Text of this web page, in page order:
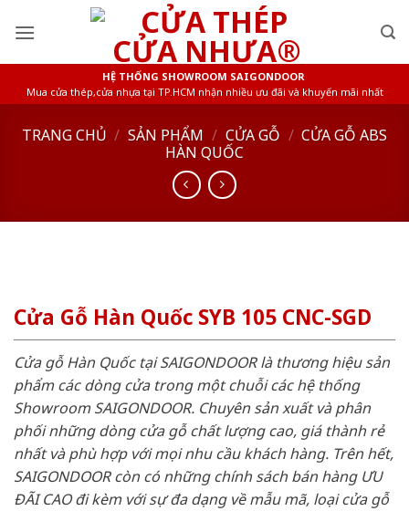
HỆ THỐNG SHOWROOM SAIGONDOOR
Mua cửa thép,cửa nhựa tại TP.HCM nhận nhiều ưu đãi và khuyến mãi nhất
TRANG CHỦ / SẢN PHẨM / CỬA GỖ / CỬA GỖ ABS
HÀN QUỐC
Cửa Gỗ Hàn Quốc SYB 105 CNC-SGD
Cửa gỗ Hàn Quốc tại SAIGONDOOR là thương hiệu sản
phẩm các dòng cửa trong một chuỗi các hệ thống
Showroom SAIGONDOOR. Chuyên sản xuất và phân
phối những dòng cửa gỗ chất lượng cao, giá thành rẻ
nhất và phù hợp với mọi nhu cầu khách hàng. Trên hết,
SAIGONDOOR còn có những chính sách bán hàng ƯU
ĐÃI CAO đi kèm với sự đa dạng về mẫu mã, loại cửa gỗ